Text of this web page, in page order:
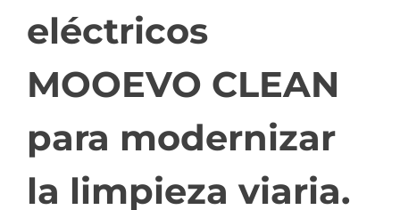
eléctricos
MOOEVO CLEAN
para modernizar
la limpieza viaria.